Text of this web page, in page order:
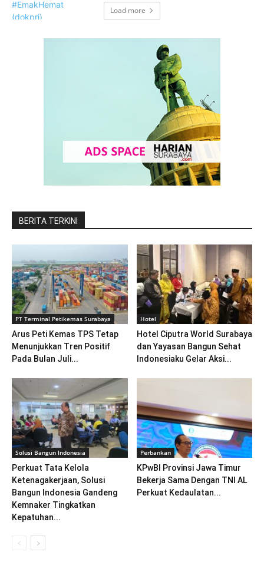
Load more
BERITA TERKINI
PT Terminal Petikemas Surabaya
Arus Peti Kemas TPS Tetap
Menunjukkan Tren Positif
Pada Bulan Juli...
Hotel
Hotel Ciputra World Surabaya
dan Yayasan Bangun Sehat
Indonesiaku Gelar Aksi...
Solusi Bangun Indonesia
Perkuat Tata Kelola
Ketenagakerjaan, Solusi
Bangun Indonesia Gandeng
Kemnaker Tingkatkan
Kepatuhan...
Perbankan
KPwBI Provinsi Jawa Timur
Bekerja Sama Dengan TNI AL
Perkuat Kedaulatan...